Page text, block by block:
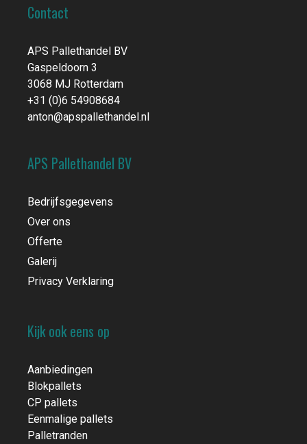
Contact
APS Pallethandel BV
Gaspeldoorn 3
3068 MJ Rotterdam
+31 (0)6 54908684
anton@apspallethandel.nl
APS Pallethandel BV
Bedrijfsgegevens
Over ons
Offerte
Galerij
Privacy Verklaring
Kijk ook eens op
Aanbiedingen
Blokpallets
CP pallets
Eenmalige pallets
Palletranden